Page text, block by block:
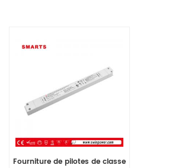
Fourniture de pilotes de classe